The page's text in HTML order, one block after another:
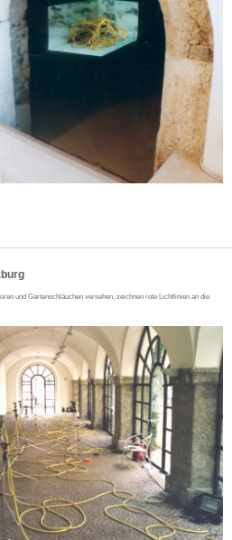
und Gartenschläuchen versehen, zeichnen rote Lichtlinien an die